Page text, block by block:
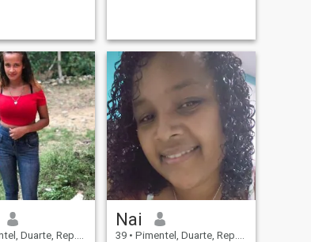
Duarte, Rep.Dominicaine
Nai
39 • Pimentel, Duarte, Rep.Dominicaine